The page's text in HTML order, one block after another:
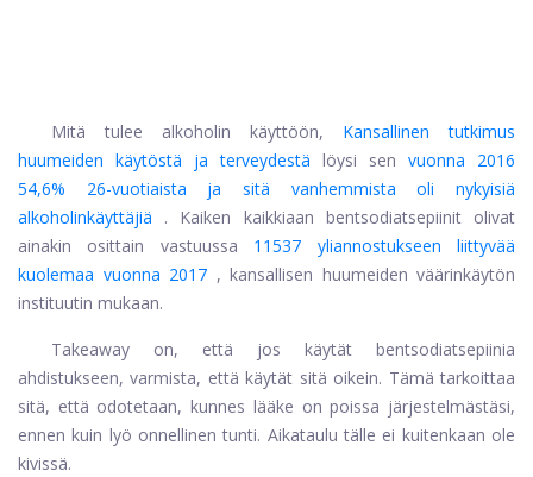
Mitä tulee alkoholin käyttöön,
Kansallinen tutkimus
huumeiden käytöstä ja terveydestä löysi sen vuonna 2016
54,6% 26-vuotiaista ja sitä vanhemmista oli nykyisiä
alkoholinkäyttäjiä
. Kaiken kaikkiaan bentsodiatsepiinit olivat
ainakin osittain vastuussa
11537 yliannostukseen liittyvää
kuolemaa vuonna 2017 , kansallisen huumeiden väärinkäytön
instituutin mukaan.
Takeaway on, että jos käytät bentsodiatsepiinia
ahdistukseen, varmista, että käytät sitä oikein. Tämä tarkoittaa
sitä, että odotetaan, kunnes lääke on poissa järjestelmästäsi,
ennen kuin lyö onnellinen tunti. Aikataulu tälle ei kuitenkaan ole
kivissä.